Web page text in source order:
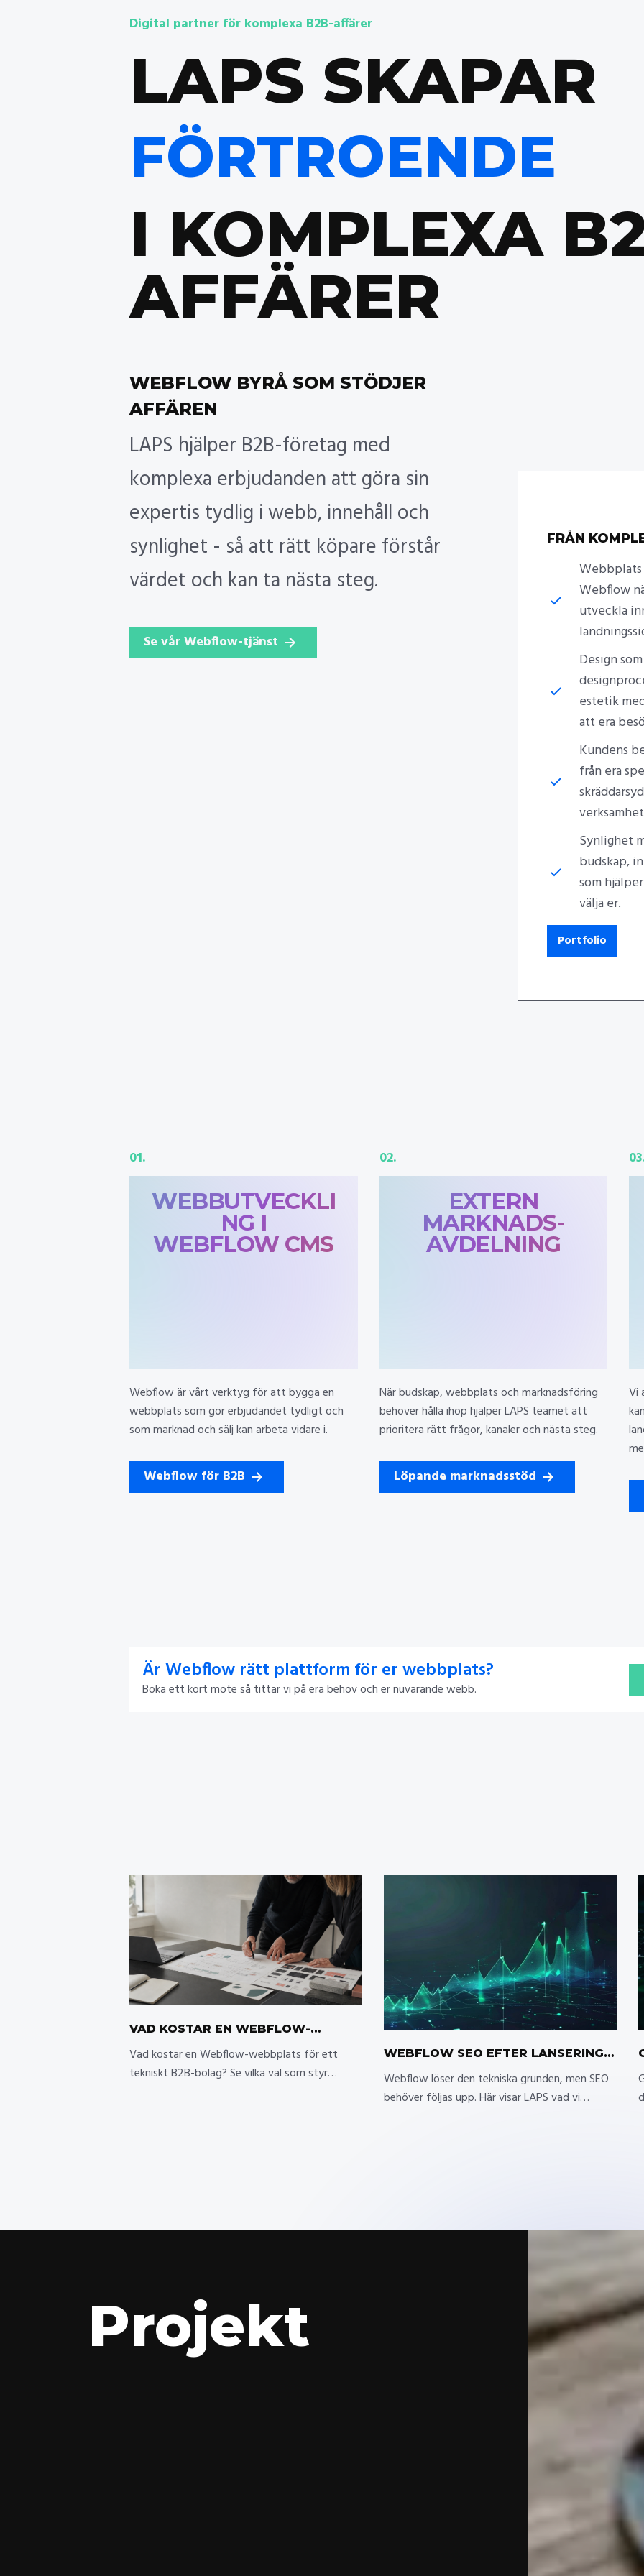
Digital partner för komplexa B2B-affärer
LAPS SKAPAR
FÖRTROENDE
I KOMPLEXA
AFFÄRER
WEBFLOW BYRÅ SOM STÖDJER
AFFÄREN
LAPS hjälper B2B-företag med
komplexa erbjudanden att göra sin
expertis tydlig i webb, innehåll och
synlighet - så att rätt köpare förstår
värdet och kan ta nästa steg.
Se vår Webflow-tjänst
FRÅN
Webbplats
Webflow
utveckla
Design
estetik
att era
Kundens
från era
Synlighet
budskap,
som
välja er.
Portfolio
01.
WEBBUTVECKLI
NG I
WEBFLOW CMS
Webflow är vårt verktyg för att bygga en
webbplats som gör erbjudandet tydligt och
som marknad och sälj kan arbeta vidare i.
Webflow för B2B
02.
EXTERN
MARKNADS-
AVDELNING
När budskap, webbplats och marknadsföring
behöver hålla ihop hjälper LAPS teamet att
prioritera rätt frågor, kanaler och nästa steg.
Löpande marknadsstöd
Vi
Är Webflow rätt plattform för er webbplats?
Boka ett kort möte så tittar vi på era behov och er nuvarande webb.
VAD KOSTAR EN WEBFLOW-
WEBBPLATS FÖR ETT TEKNISKT
B2B-BOLAG?
Vad kostar en Webflow-webbplats för ett
tekniskt B2B-bolag? Se vilka val som styr
WEBFLOW SEO EFTER LANSERING:
ARBETET SOM OFTA MISSAS
Webflow löser den tekniska grunden, men SEO
behöver följas upp. Här visar LAPS vad vi
Projekt